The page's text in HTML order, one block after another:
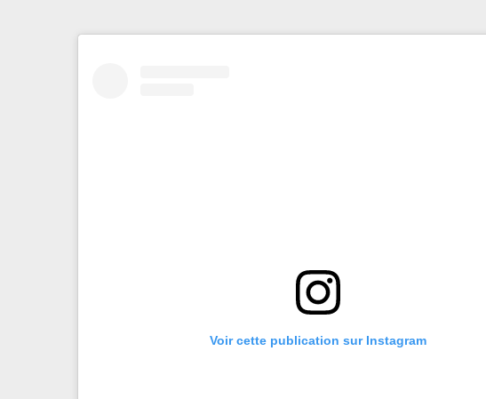
Voir cette publication sur Instagram